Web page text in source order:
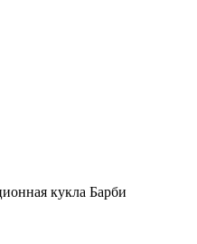
кукла Барби